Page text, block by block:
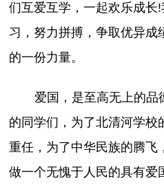
们互爱互学，一起欢乐成长
习，努力拼搏，争取优异成
的一份力量。
爱国，是至高无上的品
的同学们，为了北清河学校
重任，为了中华民族的腾飞
做一个无愧于人民的具有爱